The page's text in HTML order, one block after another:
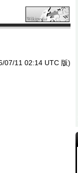
07/11 02:14 UTC 版)